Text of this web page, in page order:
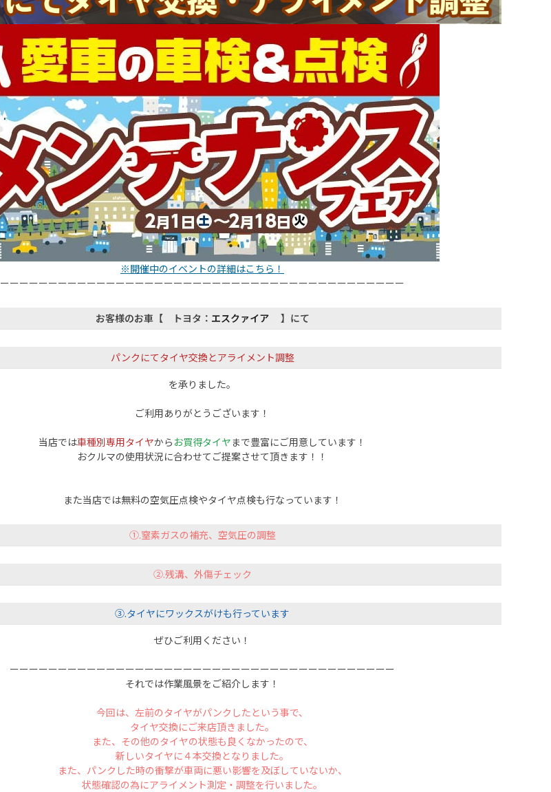
※開催中のイベントの詳細はこちら！
ーーーーーーーーーーーーーーーーーーーーーーーーーーーーーーーーーーーーーーーーーー
お客様のお車【 トヨタ： エスクァイア】にて
パンクにてタイヤ交換とアライメント調整
を承りました。
ご利用ありがとうございます！
当店では車種別専用タイヤから お買得タイヤまで豊富にご用意しています！
おクルマの使用状況に合わせてご提案させて頂きます！！
また当店では無料の空気圧点検やタイヤ点検も行なっています！
①.窒素ガスの補充、空気圧の調整
②.残溝、外傷チェック
③.タイヤにワックスがけも行っています
ぜひご利用ください！
ーーーーーーーーーーーーーーーーーーーーーーーーーーーーーーーーーーーーーーーー
それでは作業風景をご紹介します！
今回は、左前のタイヤがパンクしたという事で、
タイヤ交換にご来店頂きました。
また、その他のタイヤの状態も良くなかったので、
新しいタイヤに４本交換となりました。
また、パンクした時の衝撃が車両に悪い影響を及ぼしていないか、
状態確認の為にアライメント測定・調整を行いました。